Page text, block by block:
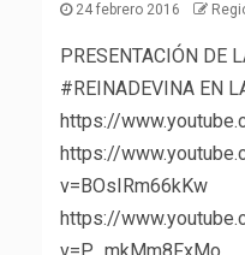
24 febrero 2016
PRESENTACIÓN DE
#REINADEVINA EN
https://
https://
v=BOsIRm66kKw
https://